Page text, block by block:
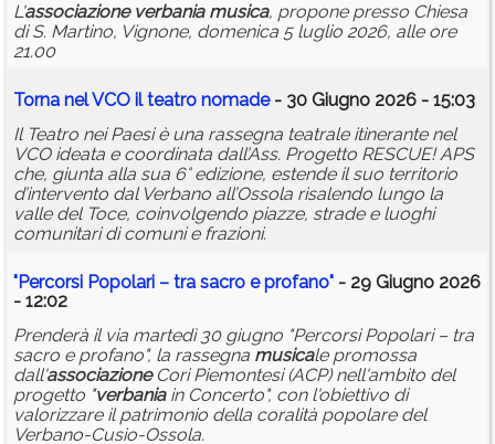
L'associazione verbania musica, propone presso Chiesa
di S. Martino, Vignone, domenica 5 luglio 2026, alle ore
21.00
Torna nel VCO il teatro nomade- 30 Giugno 2026 - 15:03
Il Teatro nei Paesi è una rassegna teatrale itinerante nel
VCO ideata e coordinata dall’Ass. Progetto RESCUE! APS
che, giunta alla sua 6° edizione, estende il suo territorio
d’intervento dal Verbano all’Ossola risalendo lungo la
valle del Toce, coinvolgendo piazze, strade e luoghi
comunitari di comuni e frazioni.
"Percorsi Popolari – tra sacro e profano" - 29 Giugno 2026
- 12:02
Prenderà il via martedì 30 giugno "Percorsi Popolari – tra
sacro e profano", la rassegna musicale promossa
dall'associazioneCori Piemontesi (ACP) nell'ambito del
progetto "verbaniain Concerto", con l'obiettivo di
valorizzare il patrimonio della coralità popolare del
Verbano-Cusio-Ossola.